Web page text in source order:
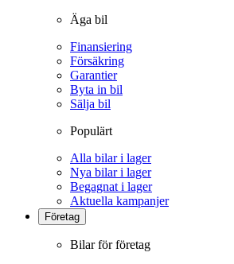
Äga bil
Finansiering
Försäkring
Garantier
Byta in bil
Sälja bil
Populärt
Alla bilar i lager
Nya bilar i lager
Begagnat i lager
Aktuella kampanjer
Företag
Bilar för företag